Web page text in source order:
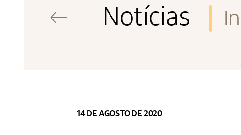
Notícias
14 DE AGOSTO DE 2020